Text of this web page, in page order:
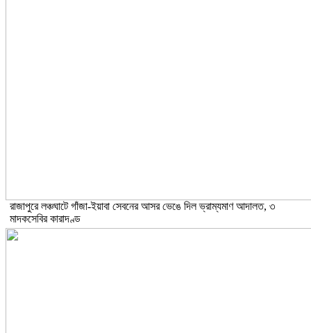
রাজাপুরে লঞ্চঘাটে গাঁজা-ইয়াবা সেবনের আসর ভেঙে দিল ভ্রাম্যমাণ আদালত, ৩
মাদকসেবির কারাদণ্ড